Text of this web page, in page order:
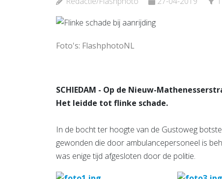
Foto's: FlashphotoNL
SCHIEDAM - Op de Nieuw-
Het leidde tot flinke schade.
In de bocht ter hoogte van de Gustoweg
gewonden die door ambulancepersoneel is
was enige tijd afgesloten door de politie.
Bekijk de pagina Bekijk de